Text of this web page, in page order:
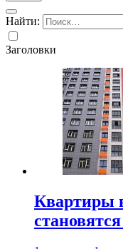
Найти:
Заголовки
Квартиры